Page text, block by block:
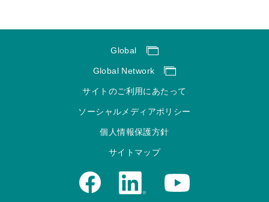
Global
Global Network
サイトのご利用にあたって
ソーシャルメディアポリシー
個人情報保護方針
サイトマップ